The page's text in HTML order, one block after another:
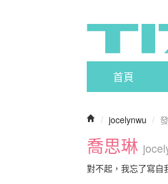
首頁
/ jocelynwu /
喬思琳
對不起，我忘了寫自